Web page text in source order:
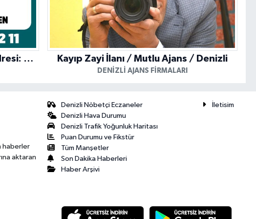
Denizli’de Temizliğin Güvenilir Adresi: Özkan Yerinde Yıkama Kayıp Zayi İlanı / Mutlu Ajans / Denizli
DENIZLI AJANS FIRMALARI
haberler
aktaran
Denizli Nöbetçi Eczaneler
Denizli Hava Durumu
Denizli Trafik Yoğunluk Haritası
Puan Durumu ve Fikstür
Tüm Manşetler
Son Dakika Haberleri
Haber Arşivi
İletisim